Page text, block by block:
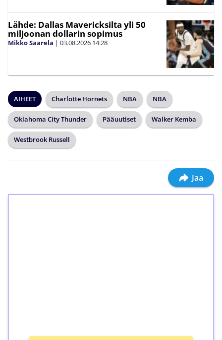
Lähde: Dallas Mavericksilta yli 50
miljoonan dollarin sopimus
Mikko Saarela | 03.08.2026 14:28
AIHEET Charlotte Hornets NBA NBA
Oklahoma City Thunder Pääuutiset Walker Kemba
Westbrook Russell
Jaa